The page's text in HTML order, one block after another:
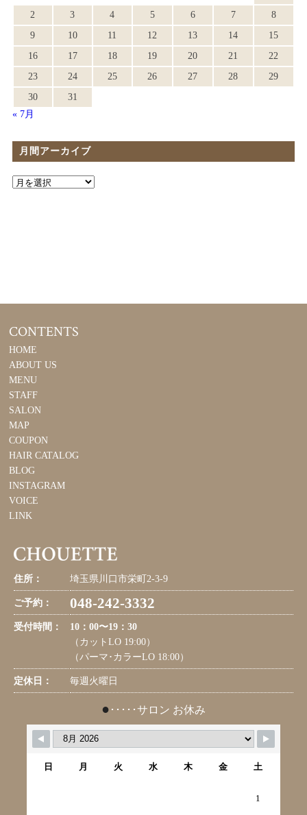
2
3 4 5 6 7
8
9
10 11 12 13 14
15
16
17 18 19 20 21
22
23
24 25 26 27 28
29
30
31
« 7月
月間アーカイブ
CONTENTS
HOME
ABOUT US
MENU
STAFF
SALON
MAP
COUPON
HAIR CATALOG
BLOG
INSTAGRAM
VOICE
LINK
住所： 埼玉県川口市栄町2-3-9
ご予約： 048-242-3332
受付時間：
10：00〜19：30
（カットLO 19:00）
（パーマ･カラーLO 18:00）
定休日： 毎週火曜日
● ･････サロン お休み
日 月 火 水 木 金 土
1